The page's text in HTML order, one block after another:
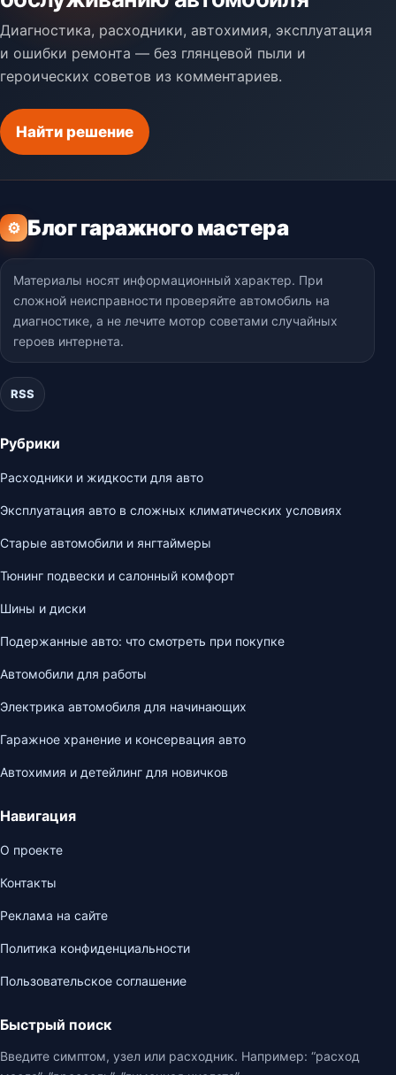
Диагностика, расходники, автохимия, эксплуатация
и ошибки ремонта — без глянцевой пыли и
героических советов из комментариев.
Найти решение
⚙ Блог гаражного мастера
Материалы носят информационный характер. При
сложной неисправности проверяйте автомобиль на
диагностике, а не лечите мотор советами случайных
героев интернета.
RSS
Рубрики
Расходники и жидкости для авто
Эксплуатация авто в сложных климатических условиях
Старые автомобили и янгтаймеры
Тюнинг подвески и салонный комфорт
Шины и диски
Подержанные авто: что смотреть при покупке
Автомобили для работы
Электрика автомобиля для начинающих
Гаражное хранение и консервация авто
Автохимия и детейлинг для новичков
Навигация
О проекте
Контакты
Реклама на сайте
Политика конфиденциальности
Пользовательское соглашение
Быстрый поиск
Введите симптом, узел или расходник. Например: “расход